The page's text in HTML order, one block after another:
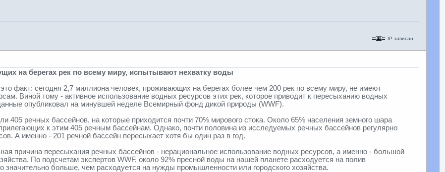
IP записан
на берегах рек по всему миру, испытывают нехватку воды
факт: сегодня 2,7 миллиона человек, проживающих на берегах более чем 200 рек по всему миру, не имеют
Виной тому - активное использование водных ресурсов этих рек, которое приводит к пересыханию водных
опубликовал на минувшей неделе Всемирный фонд дикой природы (WWF).
405 речных бассейнов, на которые приходится почти 70% мирового стока. Около 65% населения земного шара
к этим 405 речным бассейнам. Однако, почти половина из исследуемых речных бассейнов регулярно
А именно - 201 речной бассейн пересыхает хотя бы один раз в год.
причина пересыхания речных бассейнов - нерациональное использование водных ресурсов, а именно - большой
По подсчетам экспертов WWF, около 92% пресной воды на нашей планете расходуется на полив
значительно больше, чем расходуется на нужды промышленности или городского хозяйства.